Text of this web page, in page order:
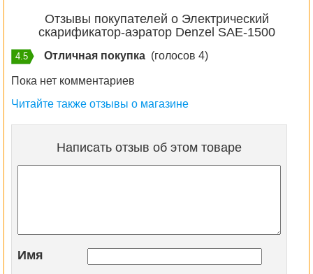
Отзывы покупателей о Электрический
скарификатор-аэратор Denzel SAE-1500
4.5 Отличная покупка (голосов 4)
Пока нет комментариев
Читайте также отзывы о магазине
Написать отзыв об этом товаре
Имя